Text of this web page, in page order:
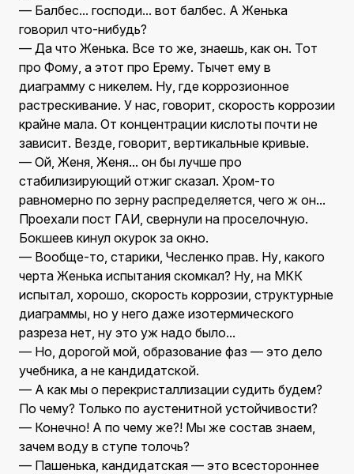
— Балбес... господи... вот балбес. А Женька
говорил что-нибудь?
— Да что Женька. Все то же, знаешь, как он. Тот
про Фому, а этот про Ерему. Тычет ему в
диаграмму с никелем. Ну, где коррозионное
растрескивание. У нас, говорит, скорость коррозии
крайне мала. От концентрации кислоты почти не
зависит. Везде, говорит, вертикальные кривые.
— Ой, Женя, Женя... он бы лучше про
стабилизирующий отжиг сказал. Хром-то
равномерно по зерну распределяется, чего ж он...
Проехали пост ГАИ, свернули на проселочную.
Бокшеев кинул окурок за окно.
— Вообще-то, старики, Чесленко прав. Ну, какого
черта Женька испытания скомкал? Ну, на МКК
испытал, хорошо, скорость коррозии, структурные
диаграммы, но у него даже изотермического
разреза нет, ну это уж надо было...
— Но, дорогой мой, образование фаз — это дело
учебника, а не кандидатской.
— А как мы о перекристаллизации судить будем?
По чему? Только по аустенитной устойчивости?
— Конечно! А по чему же?! Мы же состав знаем,
зачем воду в ступе толочь?
— Пашенька, кандидатская — это всестороннее